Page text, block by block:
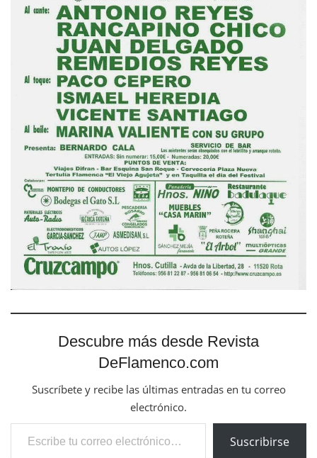
Descubre más desde Revista
DeFlamenco.com
Suscríbete y recibe las últimas entradas en tu correo
electrónico.
Escribe tu correo electrónico…
Suscribirse